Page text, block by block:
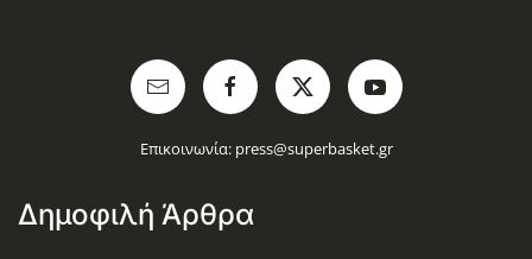
Επικοινωνία: press@superbasket.gr
Δημοφιλή Άρθρα